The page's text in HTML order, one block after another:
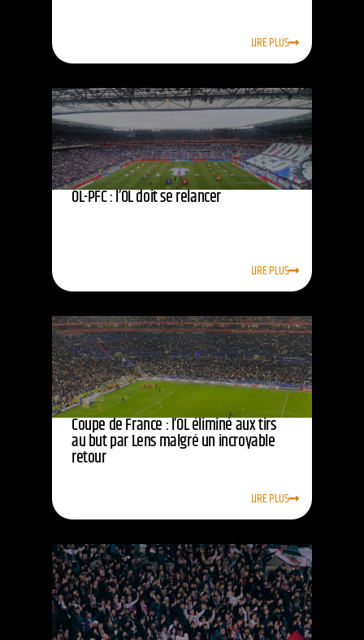
LIRE PLUS
OL-PFC : l’OL doit se relancer
LIRE PLUS
Coupe de France : l’OL éliminé aux tirs
au but par Lens malgré un incroyable
retour
LIRE PLUS